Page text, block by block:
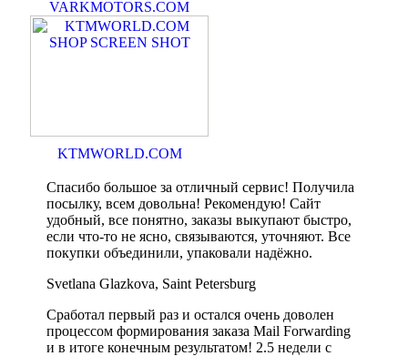
VARKMOTORS.COM
KTMWORLD.COM
Спасибо большое за отличный сервис! Получила
посылку, всем довольна! Рекомендую! Сайт
удобный, все понятно, заказы выкупают быстро,
если что-то не ясно, связываются, уточняют. Все
покупки объединили, упаковали надёжно.
Svetlana Glazkova, Saint Petersburg
Сработал первый раз и остался очень доволен
процессом формирования заказа Mail Forwarding
и в итоге конечным результатом! 2.5 недели с